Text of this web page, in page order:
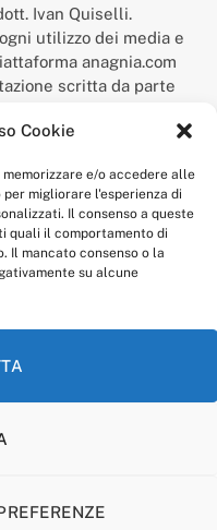
Cookie
e/o accedere alle
migliorare l'esperienza di
Il consenso a queste
quali il comportamento di
Il mancato consenso o la
su alcune
Ivan Quiselli.
utilizzo dei media e
anagnia.com
scritta da parte
presso l’Ufficio Italiano
del 9 febbraio 2017.